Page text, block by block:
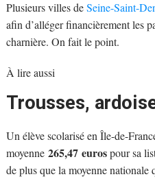
Plusieurs villes deSeine-Saint-
afin d’alléger financièrement les
charnière. On fait le point.
À lire aussi
Trousses,
Un élève scolarisé en Île-de-
moyenne 265,47 eurospour sa
de plus que la moyenne nationale